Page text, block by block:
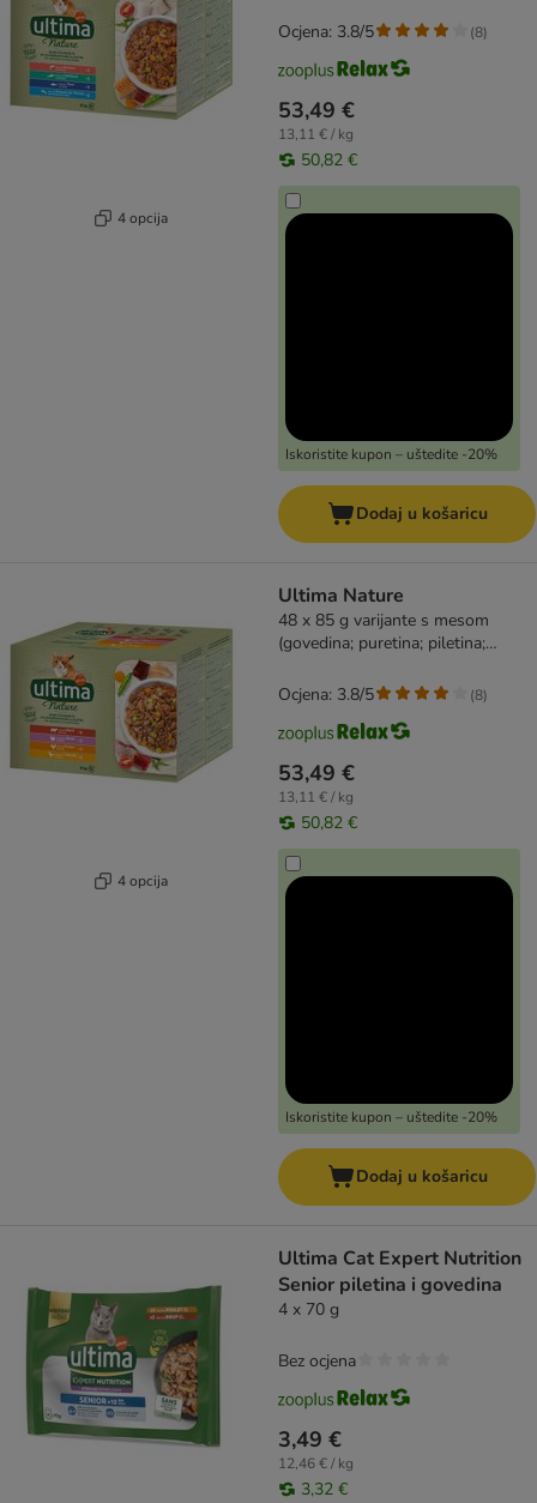
4 opcija
53,49 €
13,11 € / kg
50,82 €
Iskoristite kupon – uštedite -20%
Ocjena: 3.8/5 (8)
Dodaj u košaricu
4 opcija
Ultima Nature
48 x 85 g varijante s mesom
(govedina; puretina; piletina;
53,49 €
13,11 € / kg
50,82 €
Iskoristite kupon – uštedite -20%
Ocjena: 3.8/5 (8)
Dodaj u košaricu
Ultima Cat Expert Nutrition
Senior piletina i govedina
4 x 70 g
3,49 €
12,46 € / kg
3,32 €
Bez ocjena